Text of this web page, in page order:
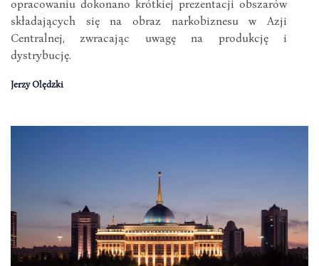
opracowaniu dokonano krótkiej prezentacji obszarów
składających się na obraz narkobiznesu w Azji
Centralnej, zwracając uwagę na produkcję i
dystrybucję.
Jerzy Olędzki